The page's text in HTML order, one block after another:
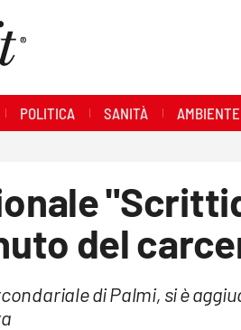
POLITICA SANITÀ AMBIENTE
del
di Palmi, si è